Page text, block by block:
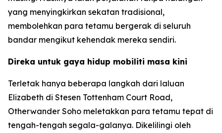
yang menyingkirkan sekatan tradisional,
membolehkan para tetamu bergerak di seluruh
bandar mengikut kehendak mereka sendiri.
Direka untuk gaya hidup mobiliti masa kini
Terletak hanya beberapa langkah dari laluan
Elizabeth di Stesen Tottenham Court Road,
Otherwander Soho meletakkan para tetamu tepat di
tengah-tengah segala-galanya. Dikelilingi oleh